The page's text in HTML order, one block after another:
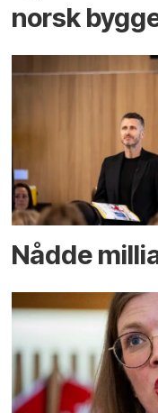
norsk
Nådde